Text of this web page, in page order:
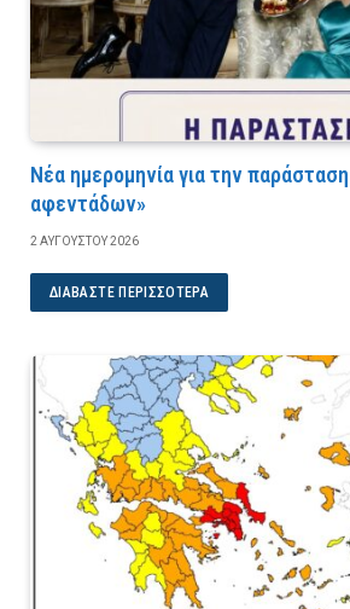
Νέα ημερομηνία για την
αφεντάδων»
2 ΑΥΓΟΎΣΤΟΥ 2026
ΔΙΑΒΆΣΤΕ ΠΕΡΙΣΣΌΤΕΡΑ